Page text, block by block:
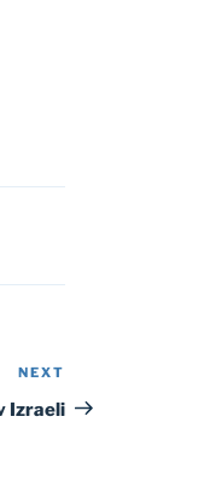
Post
NEXT
Izraeli